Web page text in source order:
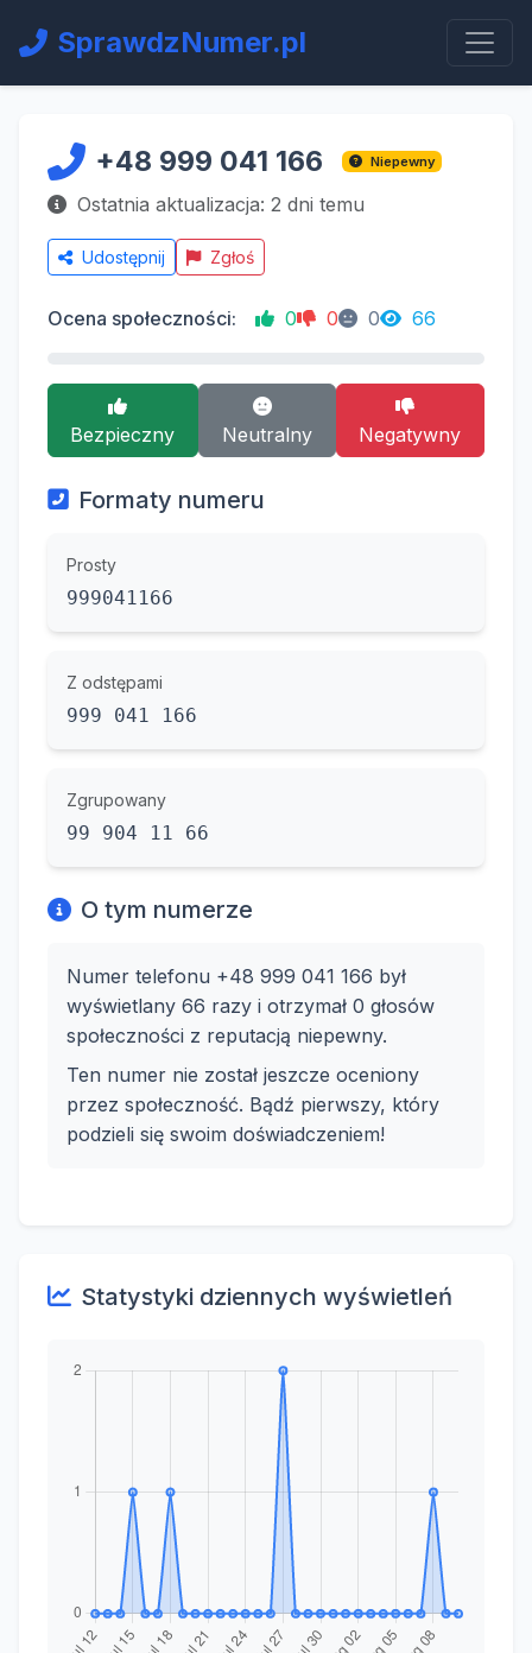
SprawdzNumer.pl
+48 999 041 166 Niepewny
Ostatnia aktualizacja: 2 dni temu
Udostępnij Zgłoś
Ocena społeczności: 0 0 0 66
Bezpieczny Neutralny Negatywny
Formaty numeru
Prosty
999041166
Z odstępami
999 041 166
Zgrupowany
99 904 11 66
O tym numerze
Numer telefonu +48 999 041 166 był
wyświetlany 66 razy i otrzymał 0 głosów
społeczności z reputacją niepewny.
Ten numer nie został jeszcze oceniony
przez społeczność. Bądź pierwszy, który
podzieli się swoim doświadczeniem!
Statystyki dziennych wyświetleń